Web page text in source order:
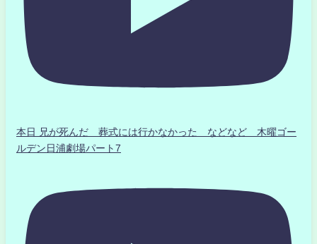
本日 兄が死んだ 葬式には行かなかった などなど 木曜ゴー
ルデン日浦劇場パート7